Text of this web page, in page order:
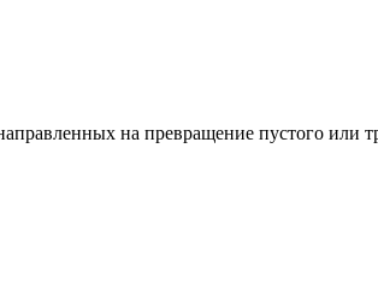
на превращение пустого